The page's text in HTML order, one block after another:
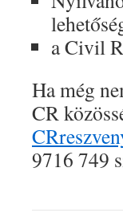
a Civil
Ha még
CR
9716 749